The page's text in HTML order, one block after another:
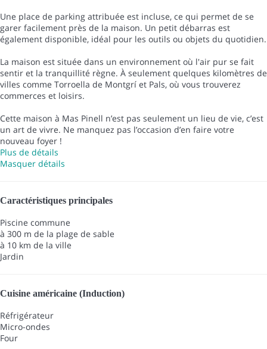
Une place de parking attribuée est incluse, ce qui permet de se
garer facilement près de la maison. Un petit débarras est
également disponible, idéal pour les outils ou objets du quotidien.
La maison est située dans un environnement où l'air pur se fait
sentir et la tranquillité règne. À seulement quelques kilomètres de
villes comme Torroella de Montgrí et Pals, où vous trouverez
commerces et loisirs.
Cette maison à Mas Pinell n’est pas seulement un lieu de vie, c’est
un art de vivre. Ne manquez pas l’occasion d’en faire votre
nouveau foyer !
Plus de détails
Masquer détails
Caractéristiques principales
Piscine commune
à 300 m de la plage de sable
à 10 km de la ville
Jardin
Cuisine américaine (Induction)
Réfrigérateur
Micro-ondes
Four